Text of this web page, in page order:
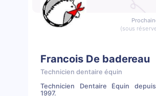
(sous
Francois De badereau
Technicien dentaire équin
Technicien Dentaire Équin
1997.